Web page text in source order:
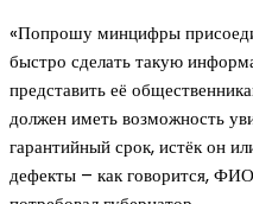
«Попрошу минцифры
быстро сделать такую
представить её
должен иметь возможность
гарантийный срок, истёк он
дефекты – как говорится,